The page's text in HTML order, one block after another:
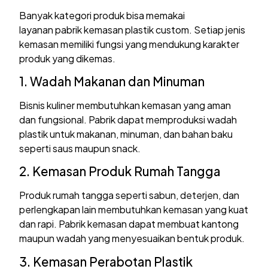
Banyak kategori produk bisa memakai
layanan pabrik kemasan plastik custom. Setiap jenis
kemasan memiliki fungsi yang mendukung karakter
produk yang dikemas.
1. Wadah Makanan dan Minuman
Bisnis kuliner membutuhkan kemasan yang aman
dan fungsional. Pabrik dapat memproduksi wadah
plastik untuk makanan, minuman, dan bahan baku
seperti saus maupun snack.
2. Kemasan Produk Rumah Tangga
Produk rumah tangga seperti sabun, deterjen, dan
perlengkapan lain membutuhkan kemasan yang kuat
dan rapi. Pabrik kemasan dapat membuat kantong
maupun wadah yang menyesuaikan bentuk produk.
3. Kemasan Perabotan Plastik